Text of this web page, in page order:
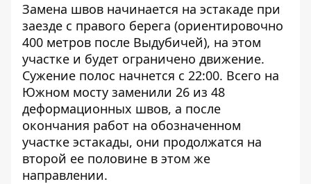
Замена швов начинается на эстакаде при
заезде с правого берега (ориентировочно
400 метров после Выдубичей), на этом
участке и будет ограничено движение.
Сужение полос начнется с 22:00. Всего на
Южном мосту заменили 26 из 48
деформационных швов, а после
окончания работ на обозначенном
участке эстакады, они продолжатся на
второй ее половине в этом же
направлении.